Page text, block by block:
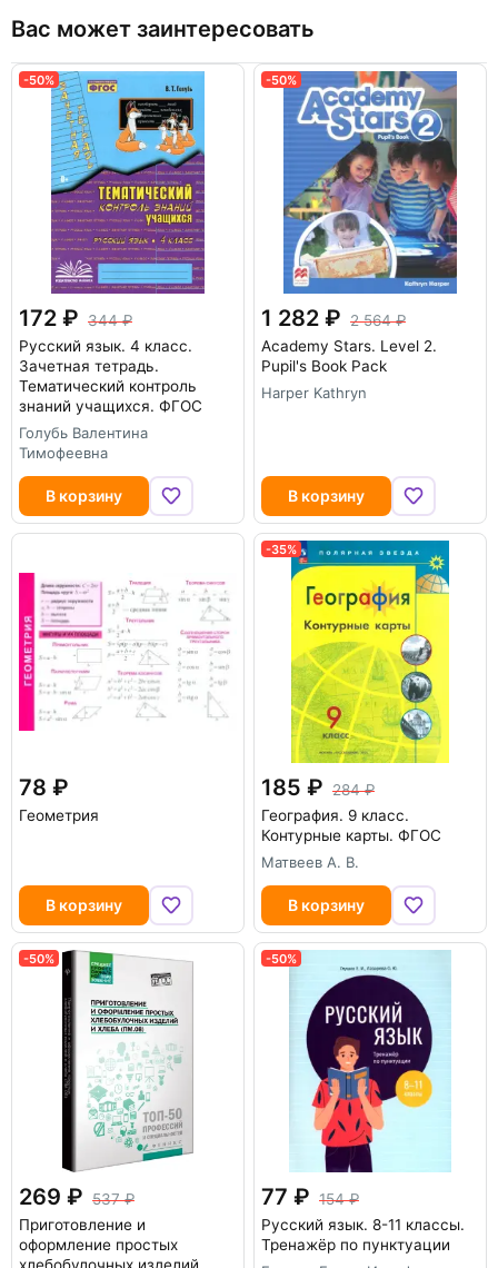
Вас может заинтересовать
-50%
172
344
Русский язык. 4 класс.
Зачетная тетрадь.
Тематический контроль
знаний учащихся. ФГОС
Голубь Валентина
Тимофеевна
В корзину
-50%
1 282
2 564
Academy Stars. Level 2.
Pupil's Book Pack
Harper Kathryn
В корзину
78
Геометрия
В корзину
-35%
185
284
География. 9 класс.
Контурные карты. ФГОС
Матвеев А. В.
В корзину
-50%
269
537
Приготовление и
оформление простых
-50%
77
154
Русский язык. 8-11 классы.
Тренажёр по пунктуации